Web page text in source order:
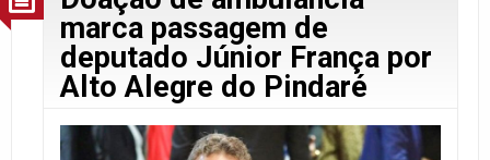
marca passagem de
deputado Júnior França por
Alto Alegre do Pindaré